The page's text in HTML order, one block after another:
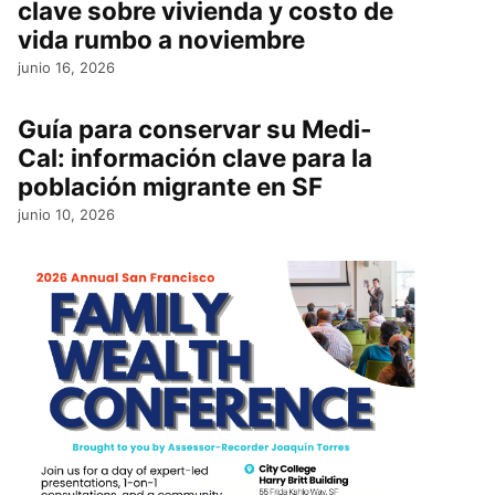
clave sobre vivienda y costo de
vida rumbo a noviembre
junio 16, 2026
Guía para conservar su Medi-
Cal: información clave para la
población migrante en SF
junio 10, 2026